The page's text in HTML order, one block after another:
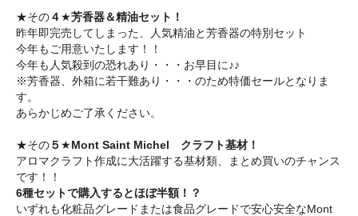
★その４★芳香器＆精油セット！
昨年即完売してしまった、人気精油と芳香器の特別セット
今年もご用意いたします！！
今年も人気殺到の恐れあり・・・お早目に♪♪
※芳香器、外箱に若干難あり・・・のため特価セールとなりま
す。
あらかじめご了承ください。
★その５ ★Mont Saint Michel クラフト基材！
アロマクラフト作成に大活躍する基材類、
まとめ買いのチャンス
です！！
6種セットで購入するとほぼ半額！？
いずれも化粧品グレードまたは食品グレードで安心安全なMont